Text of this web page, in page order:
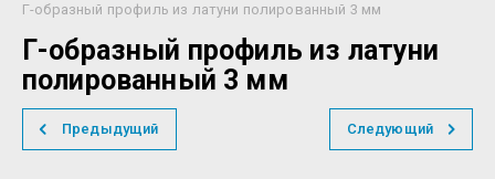
Г-образный профиль из латуни полированный 3 мм
Г-образный профиль из латуни
полированный 3 мм
Предыдущий Следующий